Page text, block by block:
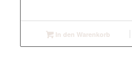
In den Warenkorb